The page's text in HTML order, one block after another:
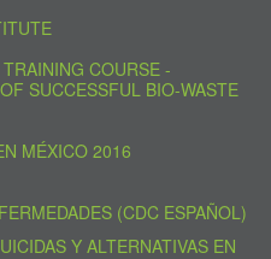
COURSE -
SUCCESSFUL BIO-WASTE
MÉXICO 2016
(CDC ESPAÑOL)
Y ALTERNATIVAS EN